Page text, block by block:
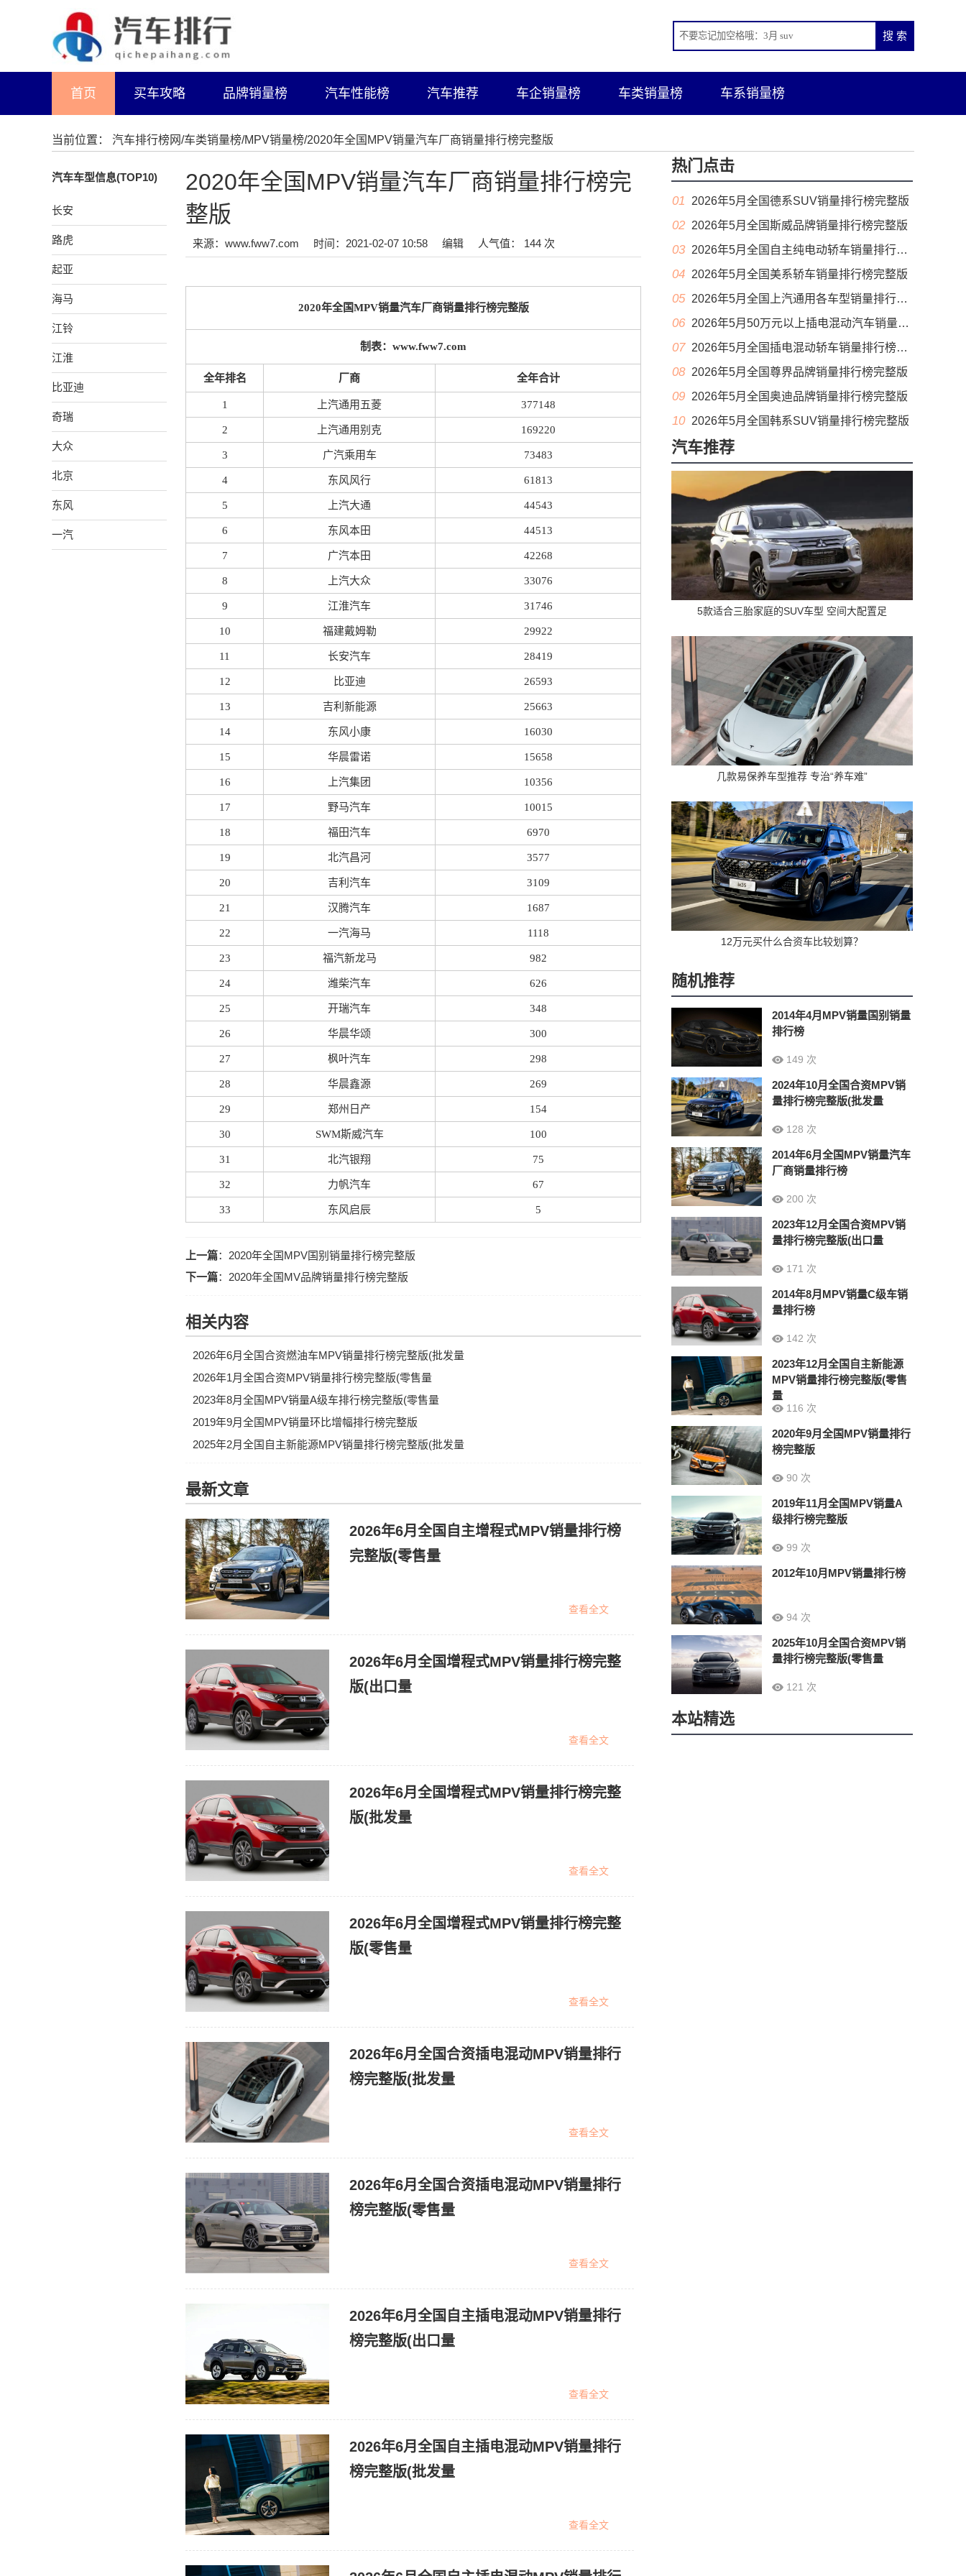
首页 买车攻略 品牌销量榜 汽车性能榜 汽车推荐 车企销量榜 车类销量榜 车系销量榜
当前位置： 汽车排行榜网/车类销量榜/MPV销量榜/2020年全国MPV销量汽车厂商销量排行榜完整版
汽车车型信息(TOP10)
长安
路虎
起亚
海马
江铃
江淮
比亚迪
奇瑞
大众
北京
东风
一汽
2020年全国MPV销量汽车厂商销量排行榜完
整版
来源：www.fww7.com 时间：2021-02-07 10:58 编辑 人气值： 144 次
2020年全国MPV销量汽车厂商销量排行榜完整版
制表：www.fww7.com
全年排名 厂商 全年合计
1 上汽通用五菱 377148
2 上汽通用别克 169220
3 广汽乘用车 73483
4 东风风行 61813
5 上汽大通 44543
6 东风本田 44513
7 广汽本田 42268
8 上汽大众 33076
9 江淮汽车 31746
10 福建戴姆勒 29922
11 长安汽车 28419
12 比亚迪 26593
13 吉利新能源 25663
14 东风小康 16030
15 华晨雷诺 15658
16 上汽集团 10356
17 野马汽车 10015
18 福田汽车 6970
19 北汽昌河 3577
20 吉利汽车 3109
21 汉腾汽车 1687
22 一汽海马 1118
23 福汽新龙马 982
24 潍柴汽车 626
25 开瑞汽车 348
26 华晨华颂 300
27 枫叶汽车 298
28 华晨鑫源 269
29 郑州日产 154
30 SWM斯威汽车 100
31 北汽银翔 75
32 力帆汽车 67
33 东风启辰 5
上一篇： 2020年全国MPV国别销量排行榜完整版
下一篇： 2020年全国MV品牌销量排行榜完整版
相关内容
2026年6月全国合资燃油车MPV销量排行榜完整版(批发量
2026年1月全国合资MPV销量排行榜完整版(零售量
2023年8月全国MPV销量A级车排行榜完整版(零售量
2019年9月全国MPV销量环比增幅排行榜完整版
2025年2月全国自主新能源MPV销量排行榜完整版(批发量
最新文章
2026年6月全国自主增程式MPV销量排行榜
完整版(零售量
查看全文
2026年6月全国增程式MPV销量排行榜完整
版(出口量
查看全文
2026年6月全国增程式MPV销量排行榜完整
版(批发量
查看全文
2026年6月全国增程式MPV销量排行榜完整
版(零售量
查看全文
2026年6月全国合资插电混动MPV销量排行
榜完整版(批发量
查看全文
2026年6月全国合资插电混动MPV销量排行
榜完整版(零售量
查看全文
2026年6月全国自主插电混动MPV销量排行
榜完整版(出口量
查看全文
2026年6月全国自主插电混动MPV销量排行
榜完整版(批发量
查看全文
热门点击
01 2026年5月全国德系SUV销量排行榜完整版
02 2026年5月全国斯威品牌销量排行榜完整版
03 2026年5月全国自主纯电动轿车销量排行榜完整版(出口量
04 2026年5月全国美系轿车销量排行榜完整版
05 2026年5月全国上汽通用各车型销量排行榜完整版
06 2026年5月50万元以上插电混动汽车销量排行榜（零售量）
07 2026年5月全国插电混动轿车销量排行榜完整版(出口量
08 2026年5月全国尊界品牌销量排行榜完整版
09 2026年5月全国奥迪品牌销量排行榜完整版
10 2026年5月全国韩系SUV销量排行榜完整版
汽车推荐
5款适合三胎家庭的SUV车型 空间大配置足
几款易保养车型推荐 专治“养车难”
12万元买什么合资车比较划算？
随机推荐
2014年4月MPV销量国别销量
排行榜
149 次
2024年10月全国合资MPV销
量排行榜完整版(批发量
128 次
2014年6月全国MPV销量汽车
厂商销量排行榜
200 次
2023年12月全国合资MPV销
量排行榜完整版(出口量
171 次
2014年8月MPV销量C级车销
量排行榜
142 次
2023年12月全国自主新能源
MPV销量排行榜完整版(零售
量
116 次
2020年9月全国MPV销量排行
榜完整版
90 次
2019年11月全国MPV销量A
级排行榜完整版
99 次
2012年10月MPV销量排行榜
94 次
2025年10月全国合资MPV销
量排行榜完整版(零售量
121 次
本站精选